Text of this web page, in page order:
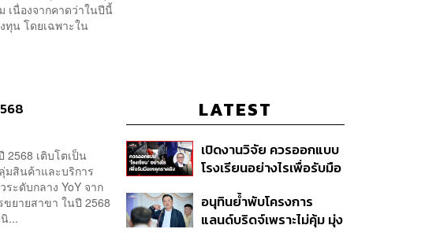
เนื่องจากคาดว่าในปีนี้
ทุน โดยเฉพาะใน
2568 เติบโตเป็น
มสินค้าและบริการ
ระดับกลาง YoY จาก
ขยายสาขา ในปี 2568
...
LATEST
เปิดงานวิจัย ควรออกแบบ
โรงเรียนอย่างไรเพื่อรับมือ
อนุทินย้ำพับโครงการ
แลนด์บริดจ์เพราะไม่คุ้ม มุ่ง